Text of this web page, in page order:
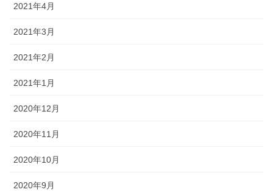
2021年4月
2021年3月
2021年2月
2021年1月
2020年12月
2020年11月
2020年10月
2020年9月